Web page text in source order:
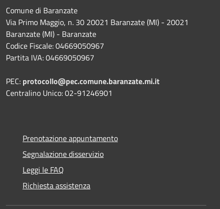
Comune di Baranzate
Via Primo Maggio, n. 30 20021 Baranzate (MI) - 20021
Baranzate (MI) - Baranzate
Codice Fiscale: 04669050967
Partita IVA: 04669050967
PEC: protocollo@pec.comune.baranzate.mi.it
Centralino Unico: 02-91246901
Prenotazione appuntamento
Segnalazione disservizio
Leggi le FAQ
Richiesta assistenza